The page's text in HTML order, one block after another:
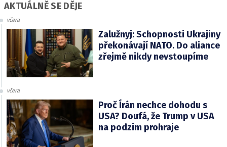
AKTUÁLNĚ SE DĚJE
včera
Zalužnyj: Schopnosti Ukrajiny
překonávají NATO. Do aliance
zřejmě nikdy nevstoupíme
včera
Proč Írán nechce dohodu s
USA? Doufá, že Trump v USA
na podzim prohraje